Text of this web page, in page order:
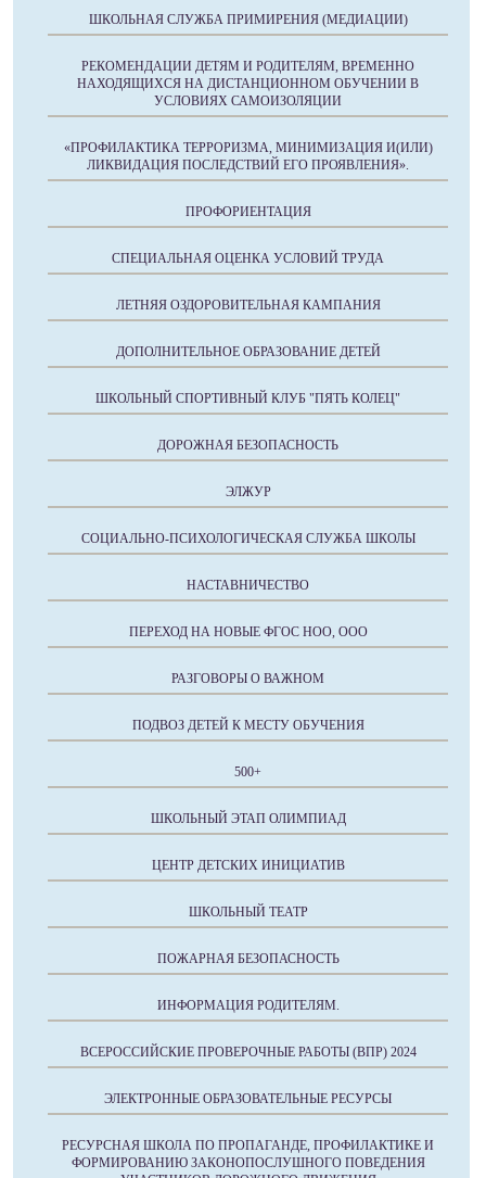
ШКОЛЬНАЯ СЛУЖБА ПРИМИРЕНИЯ (МЕДИАЦИИ)
РЕКОМЕНДАЦИИ ДЕТЯМ И РОДИТЕЛЯМ, ВРЕМЕННО
НАХОДЯЩИХСЯ НА ДИСТАНЦИОННОМ ОБУЧЕНИИ В
УСЛОВИЯХ САМОИЗОЛЯЦИИ
«ПРОФИЛАКТИКА ТЕРРОРИЗМА, МИНИМИЗАЦИЯ И(ИЛИ)
ЛИКВИДАЦИЯ ПОСЛЕДСТВИЙ ЕГО ПРОЯВЛЕНИЯ».
ПРОФОРИЕНТАЦИЯ
СПЕЦИАЛЬНАЯ ОЦЕНКА УСЛОВИЙ ТРУДА
ЛЕТНЯЯ ОЗДОРОВИТЕЛЬНАЯ КАМПАНИЯ
ДОПОЛНИТЕЛЬНОЕ ОБРАЗОВАНИЕ ДЕТЕЙ
ШКОЛЬНЫЙ СПОРТИВНЫЙ КЛУБ "ПЯТЬ КОЛЕЦ"
ДОРОЖНАЯ БЕЗОПАСНОСТЬ
ЭЛЖУР
СОЦИАЛЬНО-ПСИХОЛОГИЧЕСКАЯ СЛУЖБА ШКОЛЫ
НАСТАВНИЧЕСТВО
ПЕРЕХОД НА НОВЫЕ ФГОС НОО, ООО
РАЗГОВОРЫ О ВАЖНОМ
ПОДВОЗ ДЕТЕЙ К МЕСТУ ОБУЧЕНИЯ
500+
ШКОЛЬНЫЙ ЭТАП ОЛИМПИАД
ЦЕНТР ДЕТСКИХ ИНИЦИАТИВ
ШКОЛЬНЫЙ ТЕАТР
ПОЖАРНАЯ БЕЗОПАСНОСТЬ
ИНФОРМАЦИЯ РОДИТЕЛЯМ.
ВСЕРОССИЙСКИЕ ПРОВЕРОЧНЫЕ РАБОТЫ (ВПР) 2024
ЭЛЕКТРОННЫЕ ОБРАЗОВАТЕЛЬНЫЕ РЕСУРСЫ
РЕСУРСНАЯ ШКОЛА ПО ПРОПАГАНДЕ, ПРОФИЛАКТИКЕ И
ФОРМИРОВАНИЮ ЗАКОНОПОСЛУШНОГО ПОВЕДЕНИЯ